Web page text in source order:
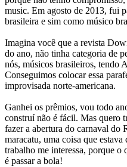
music. Em agosto de 2013, fui
brasileira e sim como músico
Imagina você que a revista
do ano, não tinha categoria de
nós, músicos brasileiros, tendo
Conseguimos colocar essa
improvisada norte-americana.
Ganhei os prêmios, vou todo
construí não é fácil. Mas quero
fazer a abertura do carnaval do
maracatu, uma coisa que estava
trabalho me interessa, porque o
é passar a bola!